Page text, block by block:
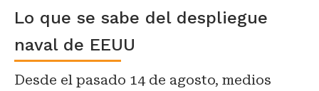
Lo que se sabe del despliegue
naval de EEUU
Desde el pasado 14 de agosto, medios